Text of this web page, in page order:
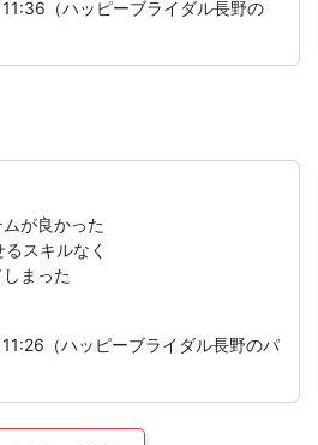
（ハッピーブライダル長野の
が良かった
スキルなく
まった
（ハッピーブライダル長野のパ